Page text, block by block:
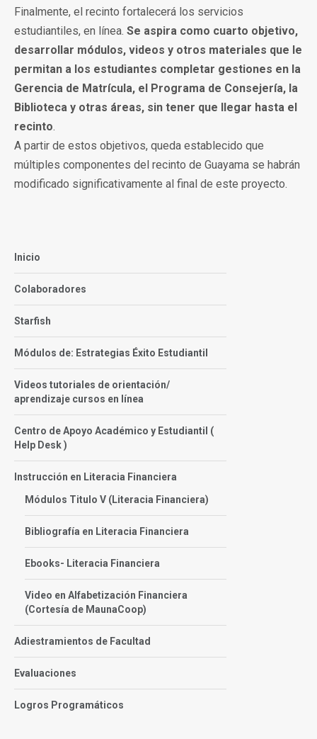
Finalmente, el recinto fortalecerá los servicios
estudiantiles, en línea. Se aspira como cuarto objetivo,
desarrollar módulos, videos y otros materiales que le
permitan a los estudiantes completar gestiones en la
Gerencia de Matrícula, el Programa de Consejería, la
Biblioteca y otras áreas, sin tener que llegar hasta el
recinto.
A partir de estos objetivos, queda establecido que
múltiples componentes del recinto de Guayama se habrán
modificado significativamente al final de este proyecto.
Inicio
Colaboradores
Starfish
Módulos de: Estrategias Éxito Estudiantil
Videos tutoriales de orientación/
aprendizaje cursos en línea
Centro de Apoyo Académico y Estudiantil (
Help Desk )
Instrucción en Literacia Financiera
Módulos Titulo V (Literacia Financiera)
Bibliografía en Literacia Financiera
Ebooks- Literacia Financiera
Video en Alfabetización Financiera
(Cortesía de MaunaCoop)
Adiestramientos de Facultad
Evaluaciones
Logros Programáticos